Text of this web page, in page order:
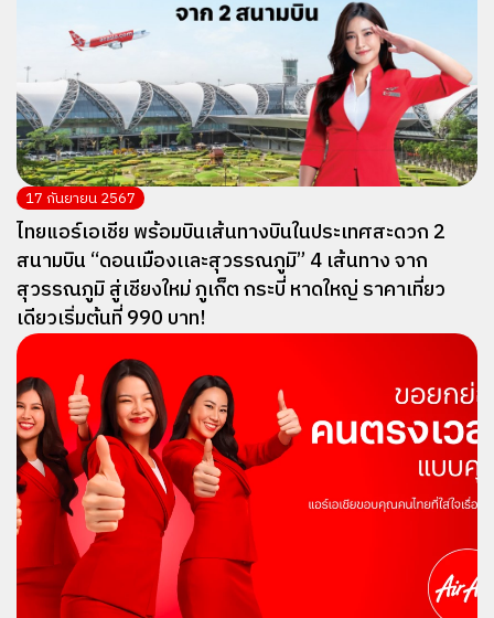
17 กันยายน 2567
ไทยแอร์เอเชีย พร้อมบินเส้นทางบินในประเทศสะดวก 2
สนามบิน “ดอนเมืองเเละสุวรรณภูมิ” 4 เส้นทาง จาก
สุวรรณภูมิ สู่เชียงใหม่ ภูเก็ต กระบี่ หาดใหญ่ ราคาเที่ยว
เดียวเริ่มต้นที่ 990 บาท!